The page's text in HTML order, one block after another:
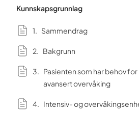
Kunnskapsgrunnlag
Sammendrag
Bakgrunn
Pasienten som har behov
avansert overvåking
Intensiv- og